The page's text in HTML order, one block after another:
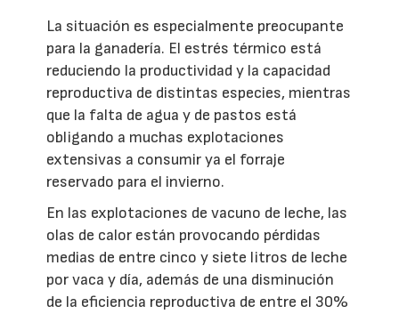
La situación es especialmente preocupante
para la ganadería. El estrés térmico está
reduciendo la productividad y la capacidad
reproductiva de distintas especies, mientras
que la falta de agua y de pastos está
obligando a muchas explotaciones
extensivas a consumir ya el forraje
reservado para el invierno.
En las explotaciones de vacuno de leche, las
olas de calor están provocando pérdidas
medias de entre cinco y siete litros de leche
por vaca y día, además de una disminución
de la eficiencia reproductiva de entre el 30%